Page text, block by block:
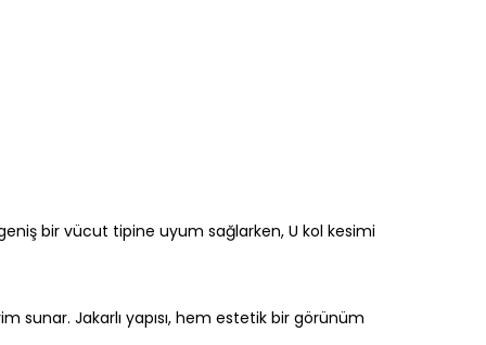
bir vücut tipine uyum sağlarken, U kol kesimi
sunar. Jakarlı yapısı, hem estetik bir görünüm